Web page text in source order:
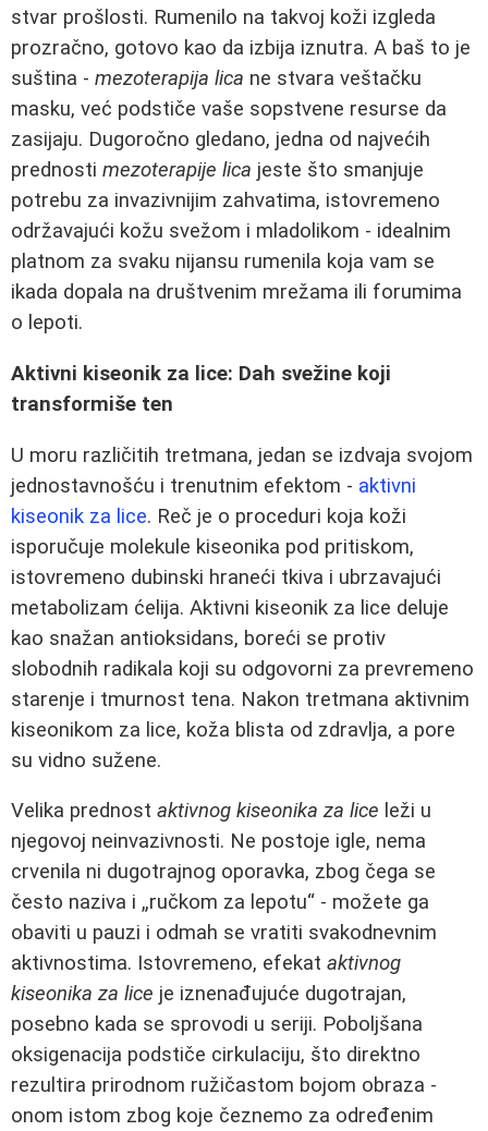
stvar prošlosti. Rumenilo na takvoj koži izgleda
prozračno, gotovo kao da izbija iznutra. A baš to je
suština - mezoterapija lica ne stvara veštačku
masku, već podstiče vaše sopstvene resurse da
zasijaju. Dugoročno gledano, jedna od najvećih
prednosti mezoterapije lica jeste što smanjuje
potrebu za invazivnijim zahvatima, istovremeno
održavajući kožu svežom i mladolikom - idealnim
platnom za svaku nijansu rumenila koja vam se
ikada dopala na društvenim mrežama ili forumima
o lepoti.
Aktivni kiseonik za lice: Dah svežine koji
transformiše ten
U moru različitih tretmana, jedan se izdvaja svojom
jednostavnošću i trenutnim efektom - aktivni
kiseonik za lice. Reč je o proceduri koja koži
isporučuje molekule kiseonika pod pritiskom,
istovremeno dubinski hraneći tkiva i ubrzavajući
metabolizam ćelija. Aktivni kiseonik za lice deluje
kao snažan antioksidans, boreći se protiv
slobodnih radikala koji su odgovorni za prevremeno
starenje i tmurnost tena. Nakon tretmana aktivnim
kiseonikom za lice, koža blista od zdravlja, a pore
su vidno sužene.
Velika prednost aktivnog kiseonika za lice leži u
njegovoj neinvazivnosti. Ne postoje igle, nema
crvenila ni dugotrajnog oporavka, zbog čega se
često naziva i „ručkom za lepotu“ - možete ga
obaviti u pauzi i odmah se vratiti svakodnevnim
aktivnostima. Istovremeno, efekat aktivnog
kiseonika za lice je iznenađujuće dugotrajan,
posebno kada se sprovodi u seriji. Poboljšana
oksigenacija podstiče cirkulaciju, što direktno
rezultira prirodnom ružičastom bojom obraza -
onom istom zbog koje čeznemo za određenim